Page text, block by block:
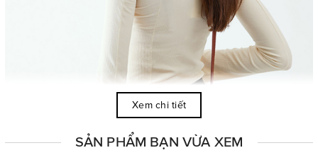
Xem chi tiết
SẢN PHẨM BẠN VỪA XEM